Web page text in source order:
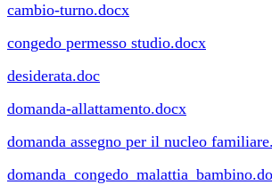
cambio-turno.docx
congedo permesso studio.docx
desiderata.doc
domanda-allattamento.docx
domanda assegno per il nucleo